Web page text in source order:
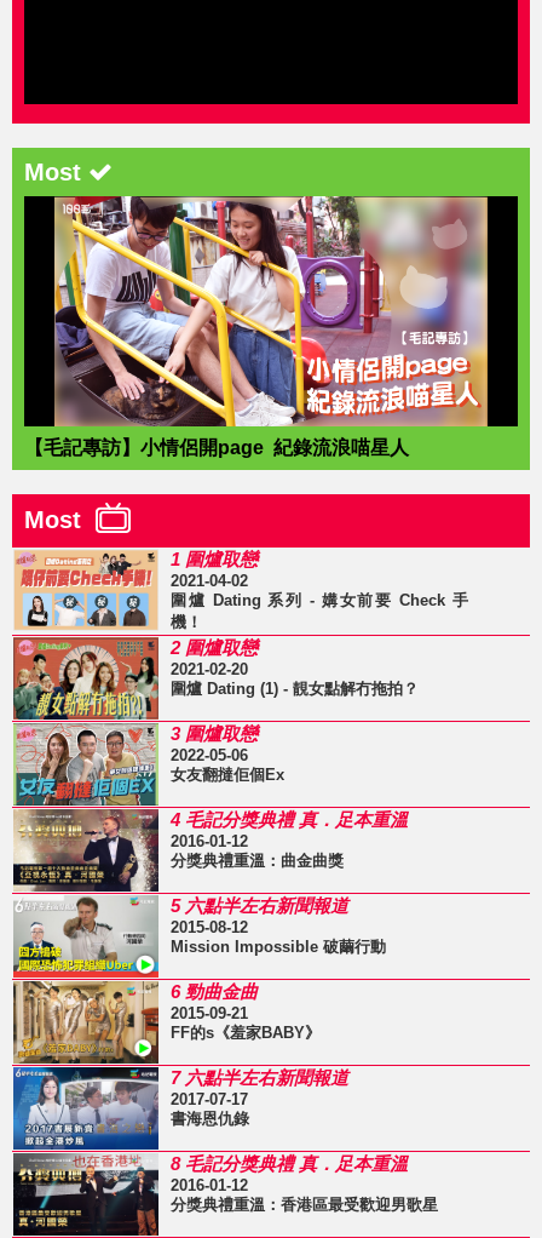
Most
【毛記專訪】小情侶開page 紀錄流浪喵星人
Most
1 圍爐取戀
2021-04-02
圍爐 Dating 系列 - 媾女前要 Check 手
機！
2 圍爐取戀
2021-02-20
圍爐 Dating (1) - 靚女點解冇拖拍？
3 圍爐取戀
2022-05-06
女友翻撻佢個Ex
4 毛記分獎典禮 真．足本重溫
2016-01-12
分獎典禮重溫：曲金曲獎
5 六點半左右新聞報道
2015-08-12
Mission Impossible 破繭行動
6 勁曲金曲
2015-09-21
FF的s《羞家BABY》
7 六點半左右新聞報道
2017-07-17
書海恩仇錄
8 毛記分獎典禮 真．足本重溫
2016-01-12
分獎典禮重溫：香港區最受歡迎男歌星